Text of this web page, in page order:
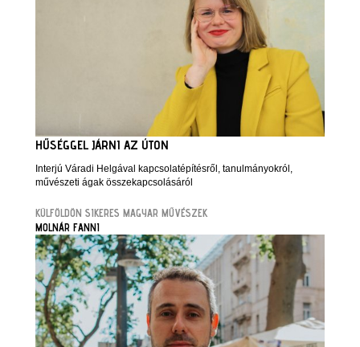
HŰSÉGGEL JÁRNI AZ ÚTON
Interjú Váradi Helgával kapcsolatépítésről, tanulmányokról,
művészeti ágak összekapcsolásáról
KÜLFÖLDÖN SIKERES MAGYAR MŰVÉSZEK
MOLNÁR FANNI